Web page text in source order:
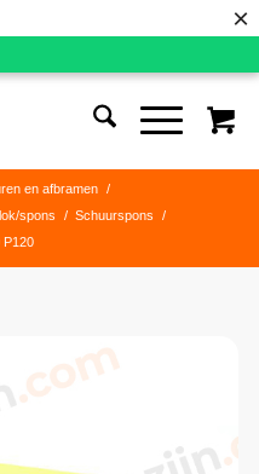
×
en afbramen
/
spons / Schuurspons
/
P120